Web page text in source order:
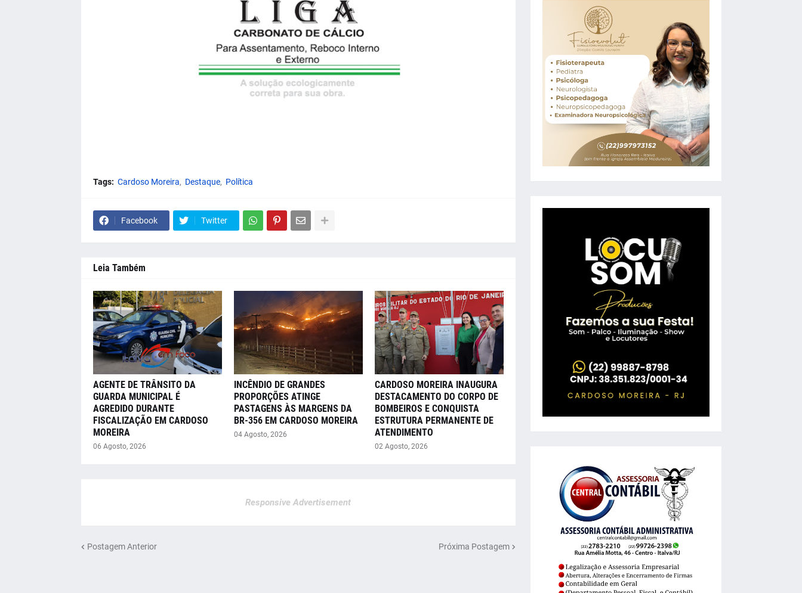
Tags: Cardoso Moreira Destaque Política
Facebook Twitter
Leia Também
AGENTE DE TRÂNSITO DA
GUARDA MUNICIPAL É
AGREDIDO DURANTE
FISCALIZAÇÃO EM CARDOSO
MOREIRA
06 Agosto, 2026
INCÊNDIO DE GRANDES
PROPORÇÕES ATINGE
PASTAGENS ÀS MARGENS DA
BR-356 EM CARDOSO MOREIRA
04 Agosto, 2026
CARDOSO MOREIRA INAUGURA
DESTACAMENTO DO CORPO DE
BOMBEIROS E CONQUISTA
ESTRUTURA PERMANENTE DE
ATENDIMENTO
02 Agosto, 2026
Responsive Advertisement
Postagem Anterior Próxima Postagem